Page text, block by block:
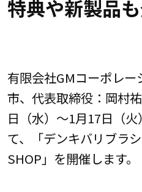
特典や新製品も
有限会社GMコーポレ
市、代表取締役：岡村
日（水）～1月17日（
て、「デンキバリブラ
SHOP」を開催します。